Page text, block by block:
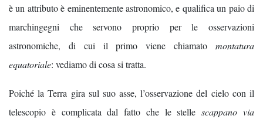
è un attributo è eminentemente astronomico, e qualifica un paio di
marchingegni che servono proprio per le osservazioni
astronomiche, di cui il primo viene chiamato montatura
equatoriale: vediamo di cosa si tratta.
Poiché la Terra gira sul suo asse, l’osservazione del cielo con il
telescopio è complicata dal fatto che le stellescappano via